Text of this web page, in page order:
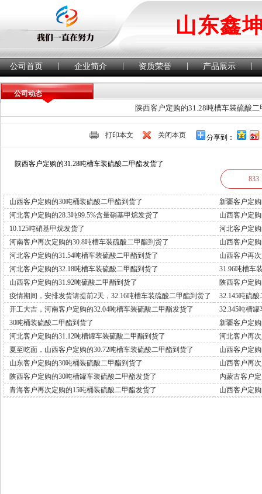
山东鑫
公司首页 | 企业简介 | 资质荣誉 | 产品展示 |
公司动态
陕西客户定购的31.28吨槽车装硫酸
打印本文 关闭本页 分享到：
陕西客户定购的31.28吨槽车装硫酸二甲酯发货了
833
山西客户定购的30吨桶装硫酸二甲酯到货了
新疆客户定
河北客户定购的28.3吨99.5%含量硝基甲烷发货了
山西客户定
10.125吨硝基甲烷发货了
河北客户定
河南客户再次定购的30.8吨槽车装硫酸二甲酯到货了
山西客户定
河北客户定购的31.54吨槽车装硫酸二甲酯到货了
山西客户再
河北客户定购的32.18吨槽车装硫酸二甲酯到货了
31.96吨槽车
山西客户定购的31.92吨硫酸二甲酯到货了
陕西客户定
疫情期间，安排发货请提前2天，32.16吨槽车装硫酸二甲酯到货了
32.145吨硫
开工大吉，河南客户定购的32.04吨槽车装硫酸二甲酯发货了
32.345吨槽
30吨桶装硫酸二甲酯到货了
新疆客户定
河北客户定购的31.12吨槽罐车装硫酸二甲酯到货了
河北客户再
夏至吃面，山西客户定购的30.72吨槽车装硫酸二甲酯到货了
山西客户定
山东客户定购的30吨桶装硫酸二甲酯到货了
山西客户再
陕西客户定购的30吨槽罐车装硫酸二甲酯发货了
内蒙古客户
青海客户再次定购的15吨桶装硫酸二甲酯发货了
山西客户定